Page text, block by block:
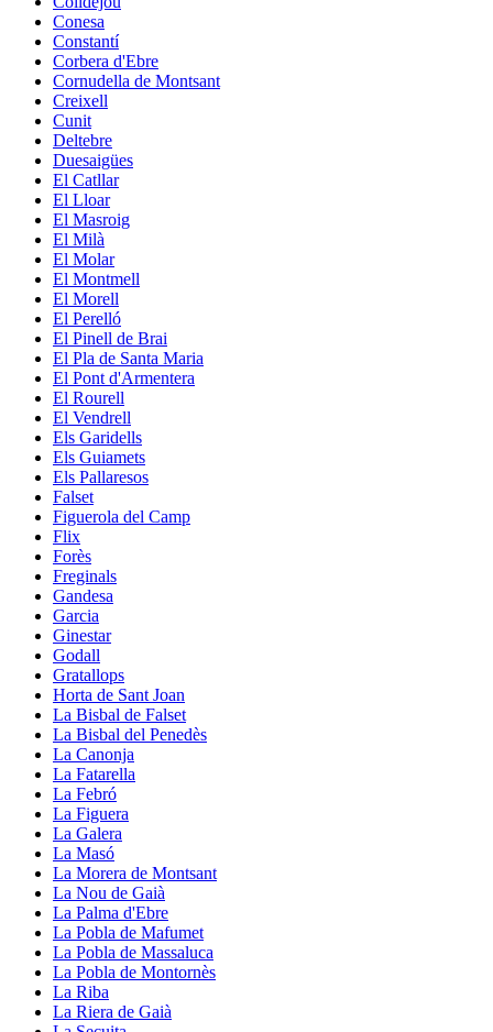
Conesa
Constantí
Corbera d'Ebre
Cornudella de Montsant
Creixell
Cunit
Deltebre
Duesaigües
El Catllar
El Lloar
El Masroig
El Milà
El Molar
El Montmell
El Morell
El Perelló
El Pinell de Brai
El Pla de Santa Maria
El Pont d'Armentera
El Rourell
El Vendrell
Els Garidells
Els Guiamets
Els Pallaresos
Falset
Figuerola del Camp
Flix
Forès
Freginals
Gandesa
Garcia
Ginestar
Godall
Gratallops
Horta de Sant Joan
La Bisbal de Falset
La Bisbal del Penedès
La Canonja
La Fatarella
La Febró
La Figuera
La Galera
La Masó
La Morera de Montsant
La Nou de Gaià
La Palma d'Ebre
La Pobla de Mafumet
La Pobla de Massaluca
La Pobla de Montornès
La Riba
La Riera de Gaià